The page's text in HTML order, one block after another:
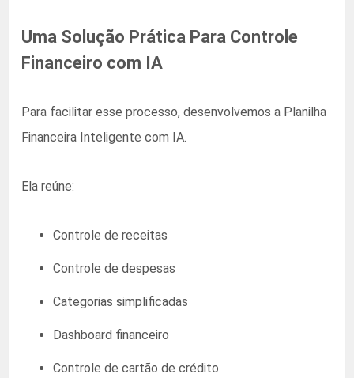
Uma Solução Prática Para Controle
Financeiro com IA
Para facilitar esse processo, desenvolvemos a Planilha
Financeira Inteligente com IA.
Ela reúne:
Controle de receitas
Controle de despesas
Categorias simplificadas
Dashboard financeiro
Controle de cartão de crédito